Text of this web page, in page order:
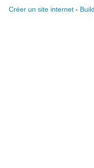
Créer un site internet -